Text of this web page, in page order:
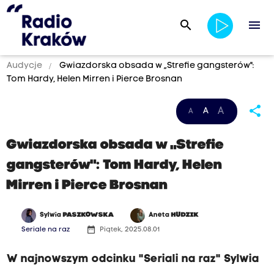
search menu
Audycje
Gwiazdorska obsada w „Strefie gangsterów":
Tom Hardy, Helen Mirren i Pierce Brosnan
A A A share
Gwiazdorska obsada w „Strefie
gangsterów": Tom Hardy, Helen
Mirren i Pierce Brosnan
Sylwia PASZKOWSKA Aneta HUDZIK
Seriale na raz date_range Piątek, 2025.08.01
W najnowszym odcinku "Seriali na raz" Sylwia